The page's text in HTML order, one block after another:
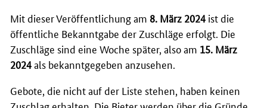
Mit dieser Veröffentlichung am 8. März 2024 ist die
öffentliche Bekanntgabe der Zuschläge erfolgt. Die
Zuschläge sind eine Woche später, also am 15. März
2024als bekanntgegeben anzusehen.
Gebote, die nicht auf der Liste stehen, haben keinen